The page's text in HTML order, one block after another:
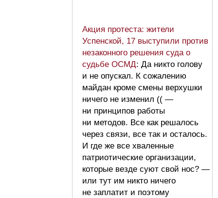
Акция протеста: жители
Успенской, 17 выступили против
незаконного решения суда о
судьбе ОСМД: Да никто голову
и не опускал. К сожалению
майдан кроме смены верхушки
ничего не изменил (( —
ни принципов работы
ни методов. Все как решалось
через связи, все так и осталось.
И где же все хваленные
патриотические организации,
которые везде суют свой нос? —
или тут им никто ничего
не заплатит и поэтому